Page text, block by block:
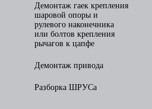
Демонтаж гаек крепления
шаровой опоры и
рулевого наконечника
или болтов крепления
рычагов к цапфе
Демонтаж привода
Разборка ШРУСа